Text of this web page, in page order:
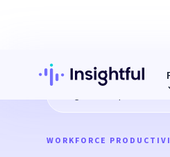
El tiempo de
WORKFORCE